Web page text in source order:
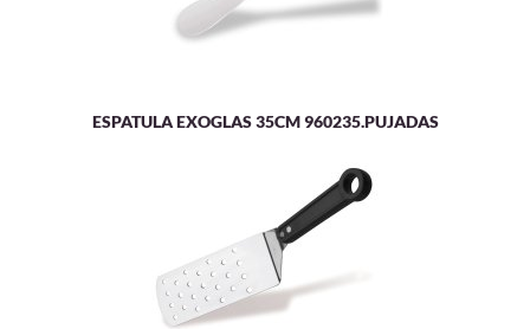
ESPATULA EXOGLAS 35CM 960235.PUJADAS